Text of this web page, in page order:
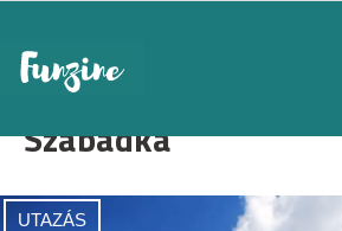
Szabadka
UTAZÁS